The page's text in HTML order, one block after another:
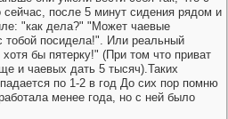
после 5 минут сидения рядом и
"как дела?" "Может чаевые
тобой посидела!". Или реальный
бы пятерку!" (При том что приват
и чаевых дать 5 тысяч).Таких
по 1-2 в год До сих пор помню
менее года, но с ней было